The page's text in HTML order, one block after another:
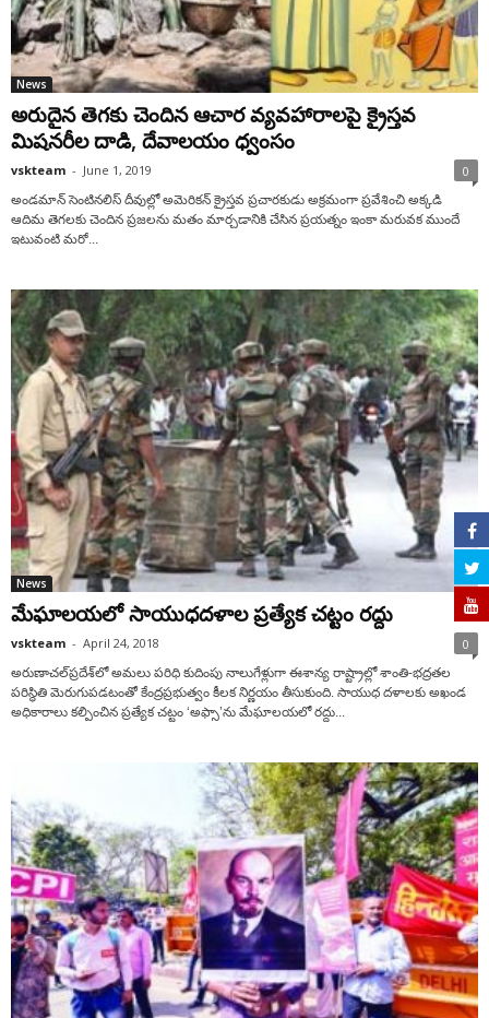
News
అరుదైన తెగకు చెందిన ఆచార వ్యవహారాలపై క్రైస్తవ
మిషనరీల దాడి, దేవాలయం ధ్వంసం
vskteam - June 1, 2019 0
అండమాన్ సెంటినలిస్ దీవుల్లో అమెరికన్ క్రైస్తవ ప్రచారకుడు అక్రమంగా ప్రవేశించి అక్కడి
ఆదిమ తెగలకు చెందిన ప్రజలను మతం మార్చడానికి చేసిన ప్రయత్నం ఇంకా మరువక ముందే
ఇటువంటి మరో...
News
మేఘాలయలో సాయుధదళాల ప్రత్యేక చట్టం రద్దు
vskteam - April 24, 2018 0
అరుణాచల్‌ప్రదేశ్‌లో అమలు పరిధి కుదింపు నాలుగేళ్లుగా ఈశాన్య రాష్ట్రాల్లో శాంతి-భద్రతల
పరిస్థితి మెరుగుపడటంతో కేంద్రప్రభుత్వం కీలక నిర్ణయం తీసుకుంది. సాయుధ దళాలకు అఖండ
అధికారాలు కల్పించిన ప్రత్యేక చట్టం ‘అఫ్సా’ను మేఘాలయలో రద్దు...